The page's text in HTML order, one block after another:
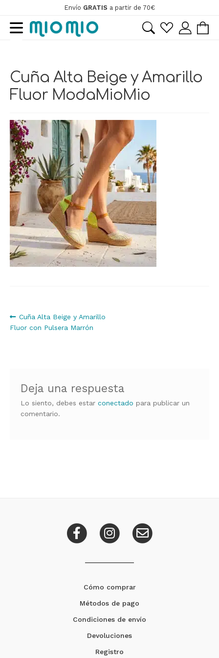
Envío GRATIS a partir de 70€
Ir
a
Ir
al
Cuña Alta Beige y Amarillo
Fluor ModaMioMio
Navegación
de
Anterior:
Cuña Alta Beige y Amarillo
Fluor con Pulsera Marrón
Deja una respuesta
Lo siento, debes estarconectado para publicar un
comentario.
Cómo comprar
Métodos de pago
Condiciones de envío
Devoluciones
Registro